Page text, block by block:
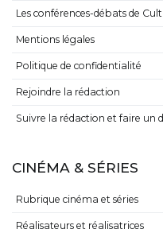
Les conférences-débats de
Mentions légales
Politique de confidentialité
Rejoindre la rédaction
Suivre la rédaction et faire un
CINÉMA & SÉRIES
Rubrique cinéma et séries
Réalisateurs et réalisatrices